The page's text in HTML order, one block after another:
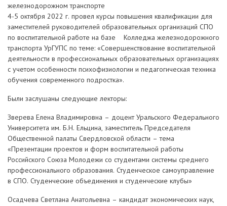
железнодорожном транспорте
4-5 октября 2022 г. провел курсы повышения квалификации для
заместителей руководителей образовательных организаций СПО
по воспитательной работе на базе Колледжа железнодорожного
транспорта УрГУПС по теме: «Совершенствование воспитательной
деятельности в профессиональных образовательных организациях
с учетом особенности психофизиологии и педагогическая техника
обучения современного подростка».
Были заслушаны следующие лекторы:
Зверева Елена Владимировна – доцент Уральского Федерального
Университета им. Б.Н. Ельцина, заместитель Председателя
Общественной палаты Свердловской области – тема
«Презентации проектов и форм воспитательной работы
Российского Союза Молодежи со студентами системы среднего
профессионального образования. Студенческое самоуправление
в СПО. Студенческие объединения и студенческие клубы»
Осадчева Светлана Анатольевна – кандидат экономических наук,